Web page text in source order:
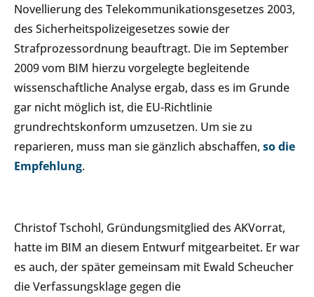
Novellierung des Telekommunikationsgesetzes 2003,
des Sicherheitspolizeigesetzes sowie der
Strafprozessordnung beauftragt. Die im September
2009 vom BIM hierzu vorgelegte begleitende
wissenschaftliche Analyse ergab, dass es im Grunde
gar nicht möglich ist, die EU-Richtlinie
grundrechtskonform umzusetzen. Um sie zu
reparieren, muss man sie gänzlich abschaffen, so die
Empfehlung.
Christof Tschohl, Gründungsmitglied des AKVorrat,
hatte im BIM an diesem Entwurf mitgearbeitet. Er war
es auch, der später gemeinsam mit Ewald Scheucher
die Verfassungsklage gegen die